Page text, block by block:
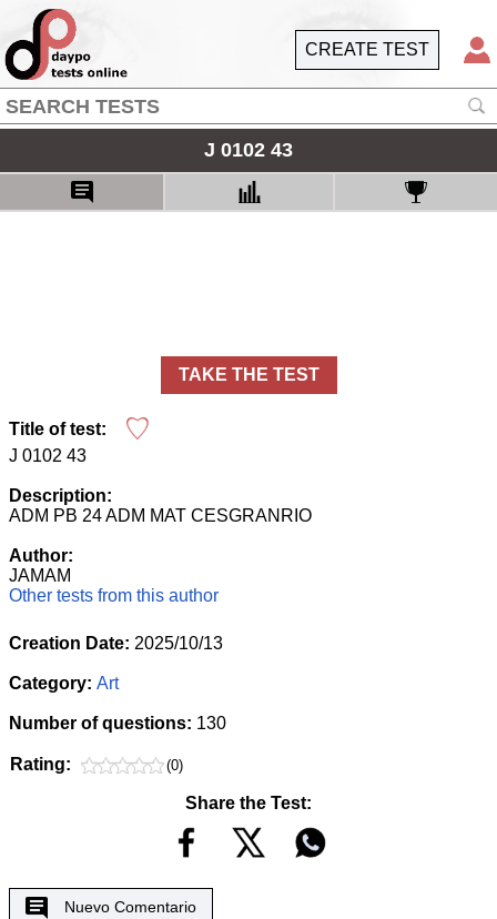
CREATE TEST
J 0102 43
TAKE THE TEST
Title of test:
J 0102 43
Description:
ADM PB 24 ADM MAT CESGRANRIO
Author:
JAMAM
Other tests from this author
Creation Date: 2025/10/13
Category: Art
Number of questions: 130
Rating: (0)
Share the Test:
Nuevo Comentario